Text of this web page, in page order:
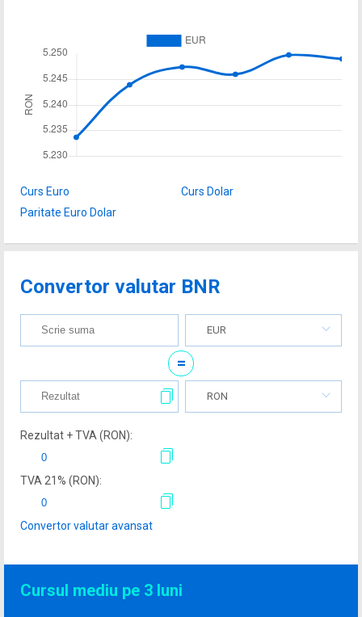
Curs Euro
Curs Dolar
Paritate Euro Dolar
Convertor valutar BNR
EUR
=
RON
Rezultat + TVA (RON):
TVA 21% (RON):
Convertor valutar avansat
Cursul mediu pe 3 luni